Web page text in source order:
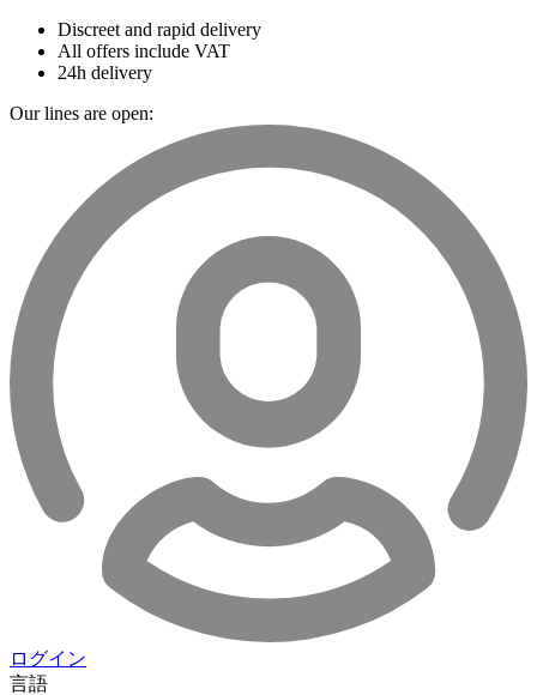
Discreet and rapid delivery
All offers include VAT
24h delivery
Our lines are open:
ログイン
言語